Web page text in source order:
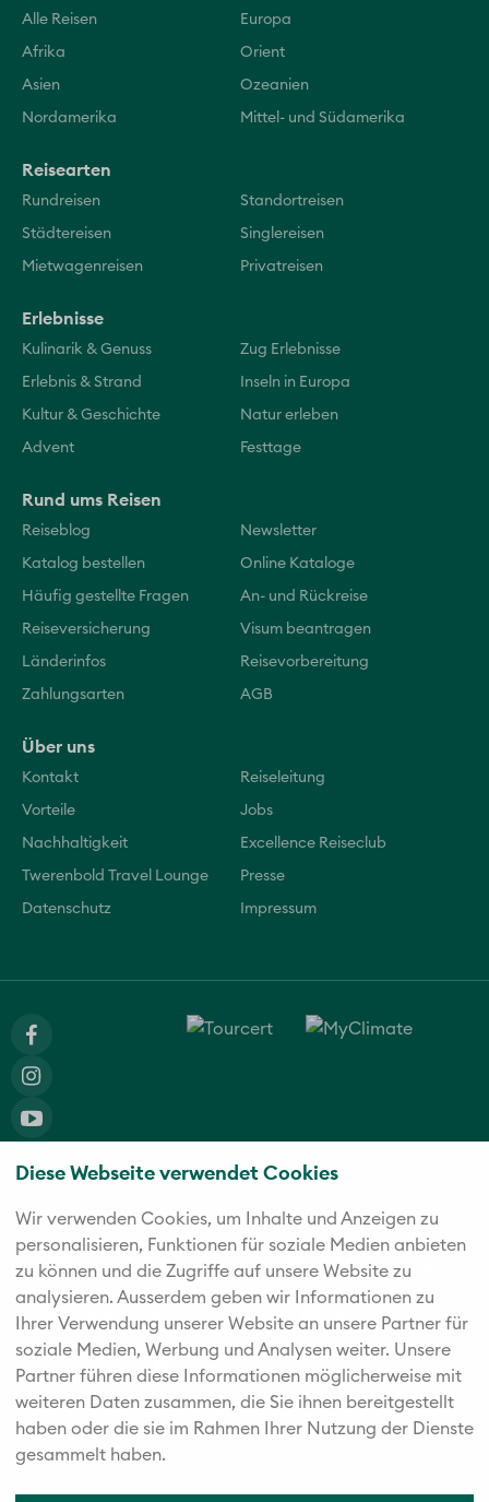
Diese Webseite verwendet Cookies
Wir verwenden Cookies, um Inhalte und Anzeigen zu
personalisieren, Funktionen für soziale Medien anbieten
zu können und die Zugriffe auf unsere Website zu
analysieren. Außerdem geben wir Informationen zu
Ihrer Verwendung unserer Website an unsere Partner für
soziale Medien, Werbung und Analysen weiter. Unsere
Partner führen diese Informationen möglicherweise mit
weiteren Daten zusammen, die Sie ihnen bereitgestellt
haben oder die sie im Rahmen Ihrer Nutzung der Dienste
gesammelt haben.
Alle Reisen Europa
Afrika Orient
Asien Ozeanien
Nordamerika Mittel- und Südamerika
Reisearten
Rundreisen Standortreisen
Städtereisen Singlereisen
Mietwagenreisen Privatreisen
Erlebnisse
Kulinarik & Genuss Zug Erlebnisse
Erlebnis & Strand Inseln in Europa
Kultur & Geschichte Natur erleben
Advent Festtage
Rund ums Reisen
Reiseblog Newsletter
Katalog bestellen Online Kataloge
Häufig gestellte Fragen An- und Rückreise
Reiseversicherung Visum beantragen
Länderinfos Reisevorbereitung
Zahlungsarten AGB
Über uns
Kontakt Reiseleitung
Vorteile Jobs
Nachhaltigkeit Excellence Reiseclub
Twerenbold Travel Lounge Presse
Datenschutz Impressum
Die fünf starken Marken der Twerenbold Reisen Gruppe